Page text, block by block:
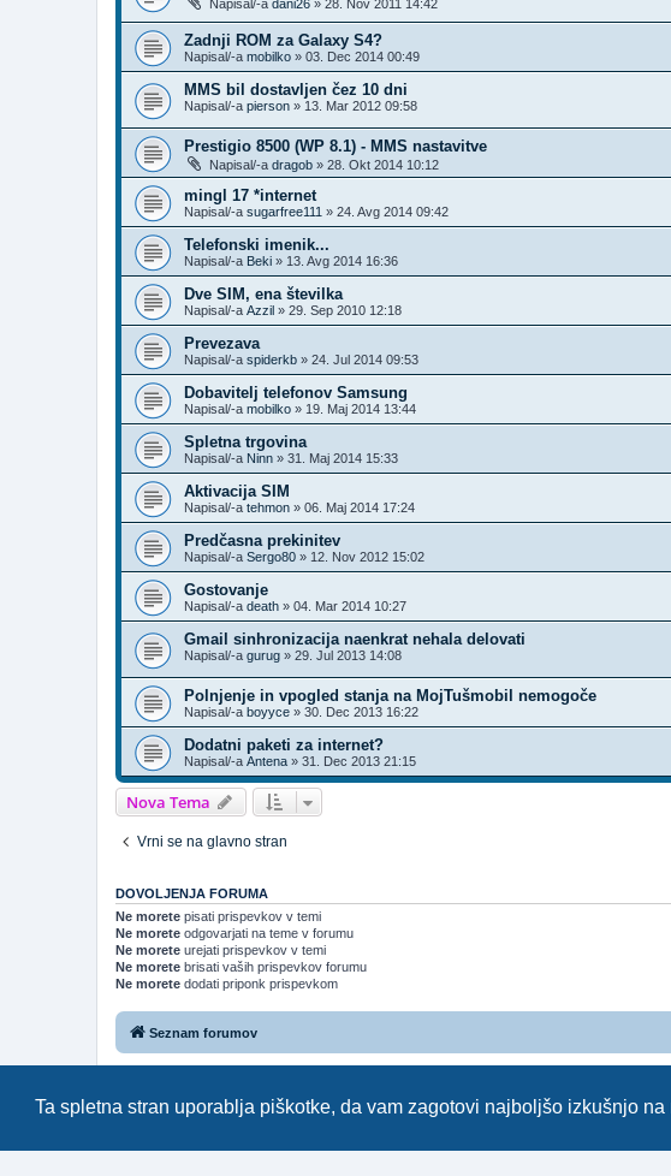
Ta spletna stran uporablja piškotke, da vam zagotovi najboljšo izkušnjo na
Napisal/-a dani26 » 28. Nov 2011 14:42
Zadnji ROM za Galaxy S4?
Napisal/-a mobilko » 03. Dec 2014 00:49
MMS bil dostavljen čez 10 dni
Napisal/-a pierson » 13. Mar 2012 09:58
Prestigio 8500 (WP 8.1) - MMS nastavitve
Napisal/-a dragob » 28. Okt 2014 10:12
mingl 17 *internet
Napisal/-a sugarfree111 » 24. Avg 2014 09:42
Telefonski imenik...
Napisal/-a Beki » 13. Avg 2014 16:36
Dve SIM, ena številka
Napisal/-a Azzil » 29. Sep 2010 12:18
Prevezava
Napisal/-a spiderkb » 24. Jul 2014 09:53
Dobavitelj telefonov Samsung
Napisal/-a mobilko » 19. Maj 2014 13:44
Spletna trgovina
Napisal/-a Ninn » 31. Maj 2014 15:33
Aktivacija SIM
Napisal/-a tehmon » 06. Maj 2014 17:24
Predčasna prekinitev
Napisal/-a Sergo80 » 12. Nov 2012 15:02
Gostovanje
Napisal/-a death » 04. Mar 2014 10:27
Gmail sinhronizacija naenkrat nehala delovati
Napisal/-a gurug » 29. Jul 2013 14:08
Polnjenje in vpogled stanja na MojTušmobil nemogoče
Napisal/-a boyyce » 30. Dec 2013 16:22
Dodatni paketi za internet?
Napisal/-a Antena » 31. Dec 2013 21:15
Nova Tema
Vrni se na glavno stran
DOVOLJENJA FORUMA
Ne morete pisati prispevkov v temi
Ne morete odgovarjati na teme v forumu
Ne morete urejati prispevkov v temi
Ne morete brisati vaših prispevkov forumu
Ne morete dodati priponk prispevkom
Seznam forumov
https://red-pill.eu/forum070